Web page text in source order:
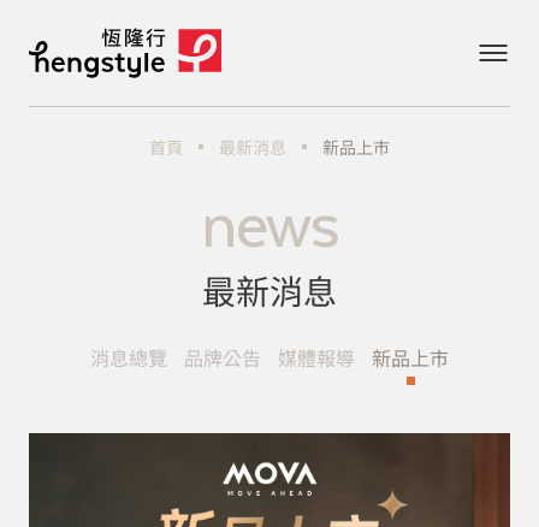
首頁 最新消息 新品上市
news
最新消息
消息總覽 品牌公告 媒體報導 新品上市